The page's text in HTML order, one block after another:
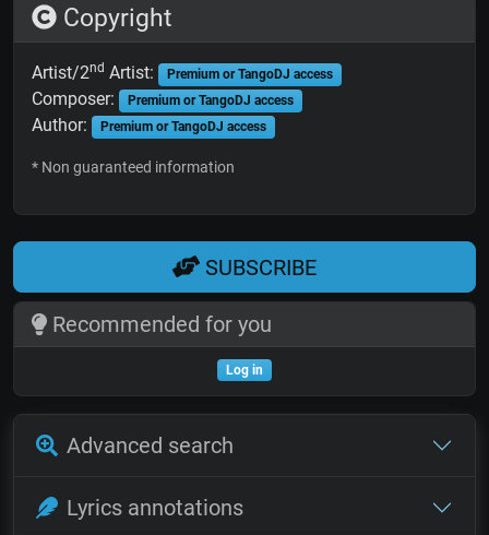
Copyright
Artist/2nd Artist: Premium or TangoDJ access
Composer: Premium or TangoDJ access
Author: Premium or TangoDJ access
* Non guaranteed information
SUBSCRIBE
Recommended for you
Log in
Advanced search
Lyrics annotations